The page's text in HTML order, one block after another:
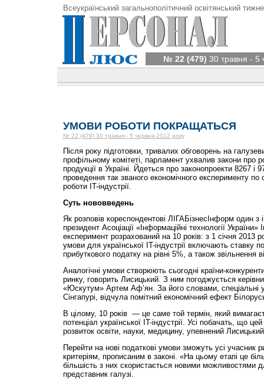
Всеукраїнський загальнополітичний освітянський
№ 22 (479) 30 травня - 5
УМОВИ РОБОТИ ПОКРАЩАТЬСЯ
№ 22 (479) 30 травня - 5 червня 2012 року
Після року підготовки, тривалих обговорень на
профільному комітеті, парламент ухвалив закони про
продукції в Україні. Йдеться про законопроекти 8267 і
проведення так званого економічного експерименту
роботи IT-індустрії.
Суть нововведень
Як розповів кореспондентові ЛІГАБізнесІнформ один з
президент Асоціації «Інформаційні технології
експеримент розрахований на 10 років: з 1 січня 2013
умови для української IT-індустрії включають ставку
прибуткового податку на рівні 5%, а також звільнення
Аналогічні умови створюють сьогодні країни-
ринку, говорить Лисицький. З ним погоджується
«Юскутум» Артем Аф’ян. За його словами, спеціальні
Сінгапурі, відчула помітний економічний ефект
В цілому, 10 років — це саме той термін, який
потенціал української IT-індустрії. Усі побачать, що
розвиток освіти, науки, медицину, упевнений
Перейти на нові податкові умови зможуть усі учасник
критеріям, прописаним в законі. «На цьому етапі це
більшість з них скористається новими можливостями
представник галузі.